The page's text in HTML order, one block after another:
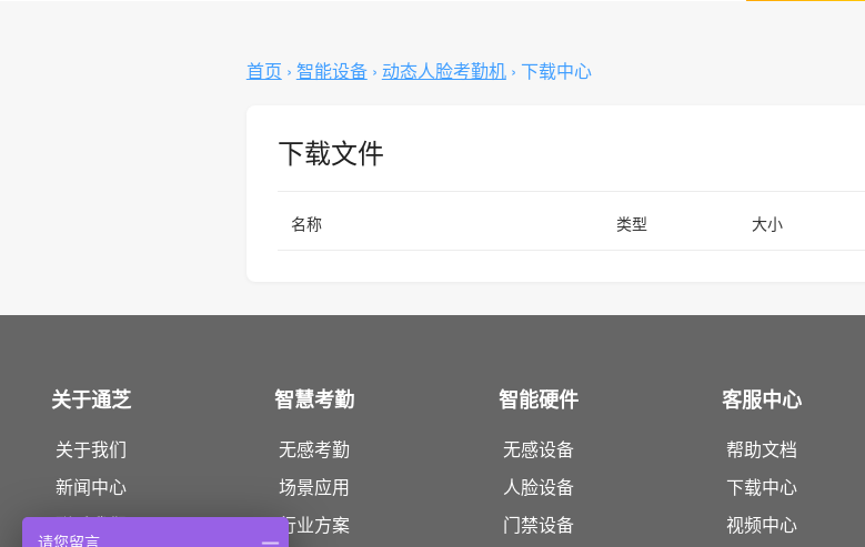
首页 › 智能设备› 动态人脸考勤机› 下载中心
下载文件
名称 类型 大小
关于通芝
关于我们
新闻中心
智慧考勤
无感考勤
场景应用
行业方案
智能硬件
无感设备
人脸设备
门禁设备
客服中心
帮助文档
下载中心
视频中心
请您留言